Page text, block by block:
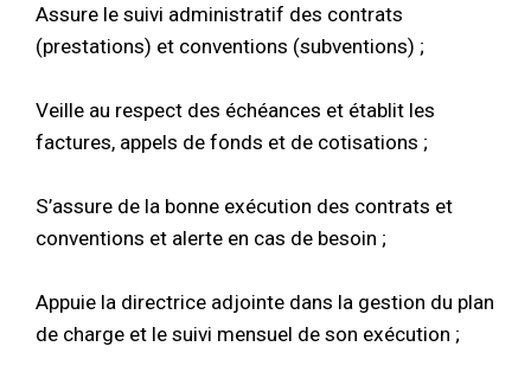
Assure le suivi administratif des contrats
(prestations) et conventions (subventions) ;
Veille au respect des échéances et établit les
factures, appels de fonds et de cotisations ;
S’assure de la bonne exécution des contrats et
conventions et alerte en cas de besoin ;
Appuie la directrice adjointe dans la gestion du plan
de charge et le suivi mensuel de son exécution ;